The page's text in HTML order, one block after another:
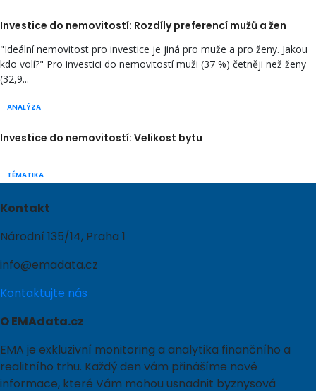
Investice do nemovitostí: Rozdíly preferencí mužů a žen
ANALÝZA
"Ideální nemovitost pro investice je jiná pro muže a pro ženy. Jakou
kdo volí?" Pro investici do nemovitostí muži (37 %) četněji než ženy
(32,9...
Investice do nemovitostí: Velikost bytu
TÉMATIKA
Kontakt
Národní 135/14, Praha 1
info@emadata.cz
Kontaktujte nás
O EMAdata.cz
EMA je exkluzivní monitoring a analytika finančního a
realitního trhu. Každý den vám přinášíme nové
informace, které Vám mohou usnadnit byznysová